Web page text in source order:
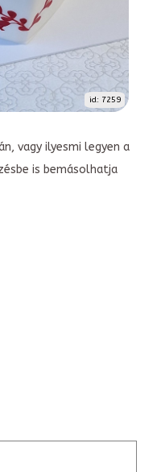
id: 7259
vagy ilyesmi legyen a
is bemásolhatja